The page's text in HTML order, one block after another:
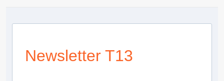
Newsletter T13